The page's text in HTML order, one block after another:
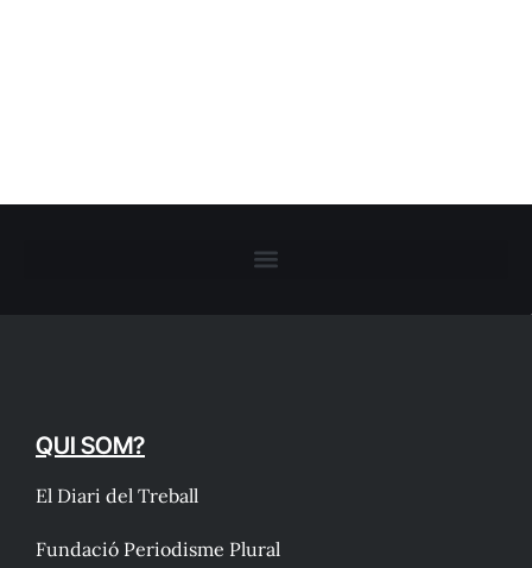
QUI SOM?
El Diari del Treball
Fundació Periodisme Plural